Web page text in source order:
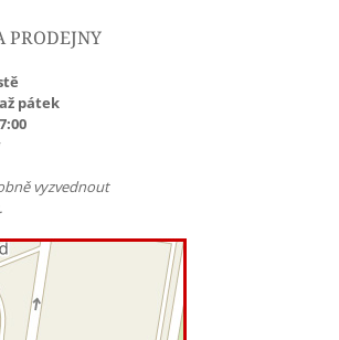
PRODEJNY
pátek
vyzvednout